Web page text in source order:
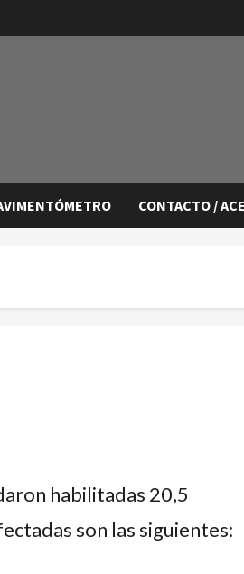
CONTACTO /
habilitadas 20,5
son las siguientes: